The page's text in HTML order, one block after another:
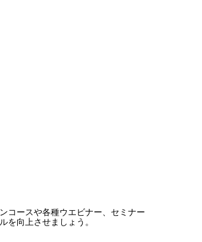
コースや各種ウエビナー、セミナー
を向上させましょう。